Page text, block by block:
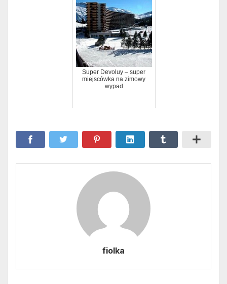
Super Devoluy – super
miejscówka na zimowy
wypad
fiolka